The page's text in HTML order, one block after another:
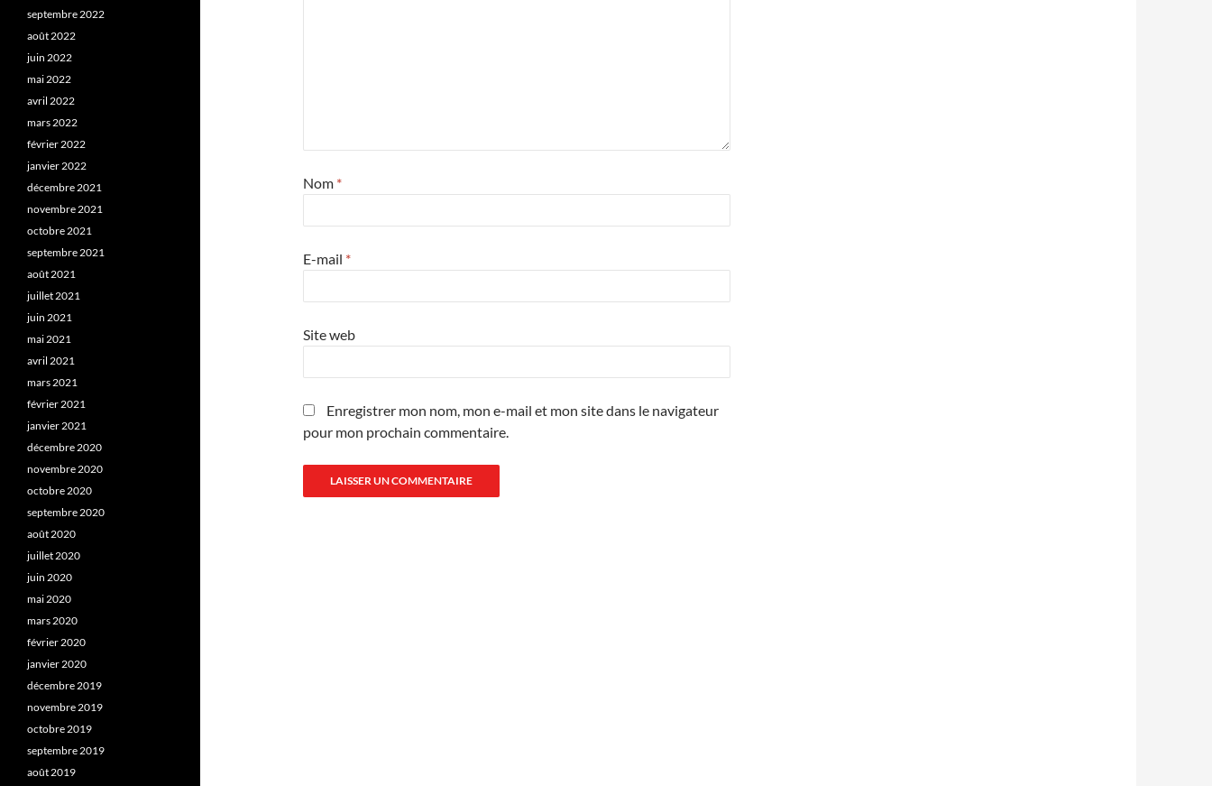
Nom *
E-mail *
Site web
Enregistrer mon nom, mon e-mail et mon site dans le navigateur
pour mon prochain commentaire.
septembre 2022
août 2022
juin 2022
mai 2022
avril 2022
mars 2022
février 2022
janvier 2022
décembre 2021
novembre 2021
octobre 2021
septembre 2021
août 2021
juillet 2021
juin 2021
mai 2021
avril 2021
mars 2021
février 2021
janvier 2021
décembre 2020
novembre 2020
octobre 2020
septembre 2020
août 2020
juillet 2020
juin 2020
mai 2020
mars 2020
février 2020
janvier 2020
décembre 2019
novembre 2019
octobre 2019
septembre 2019
août 2019